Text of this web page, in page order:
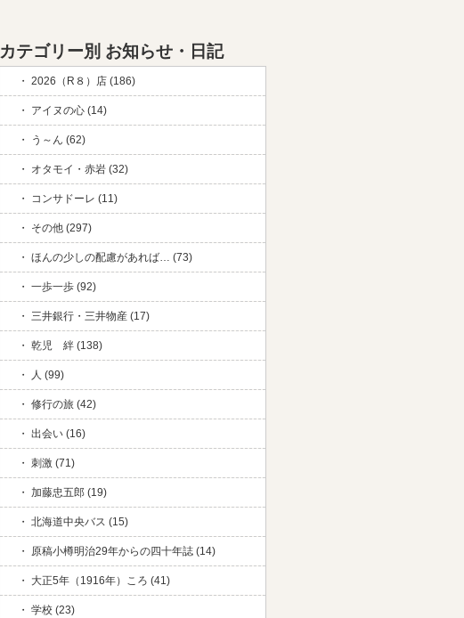
カテゴリー別 お知らせ・日記
2026（R８）店 (186)
アイヌの心 (14)
う～ん (62)
オタモイ・赤岩 (32)
コンサドーレ (11)
その他 (297)
ほんの少しの配慮があれば… (73)
一歩一歩 (92)
三井銀行・三井物産 (17)
乾児 絆 (138)
人 (99)
修行の旅 (42)
出会い (16)
刺激 (71)
加藤忠五郎 (19)
北海道中央バス (15)
原稿小樽明治29年からの四十年誌 (14)
大正5年（1916年）ころ (41)
学校 (23)